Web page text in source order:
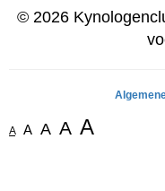
© 2026
A A A A A